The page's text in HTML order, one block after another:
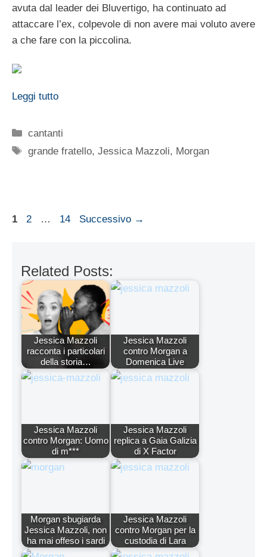
avuta dal leader dei Bluvertigo, ha continuato ad
attaccare l’ex, colpevole di non avere mai voluto avere
a che fare con la piccolina.
Leggi tutto
Categorie
cantanti
Tag
grande fratello,Jessica Mazzoli, Morgan
Pagina
1 Pagina
2 … Pagina
14 Successivo →
Related Posts:
Jessica Mazzoli
racconta i particolari
della storia…
Jessica Mazzoli
contro Morgan a
Domenica Live
Jessica Mazzoli
contro Morgan: Uomo
di m***
Jessica Mazzoli
replica a Gaia Galizia
di X Factor
Morgan sbugiarda
Jessica Mazzoli, non
ha mai offeso i sardi
Jessica Mazzoli
contro Morgan per la
custodia di Lara